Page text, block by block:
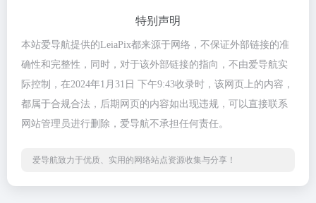
特别声明
本站爱导航提供的LeiaPix都来源于网络，不保证外部链接的准
确性和完整性，同时，对于该外部链接的指向，不由爱导航实
际控制，在2024年1月31日 下午9:43收录时，该网页上的内容，
都属于合规合法，后期网页的内容如出现违规，可以直接联系
网站管理员进行删除，爱导航不承担任何责任。
爱导航致力于优质、实用的网络站点资源收集与分享！